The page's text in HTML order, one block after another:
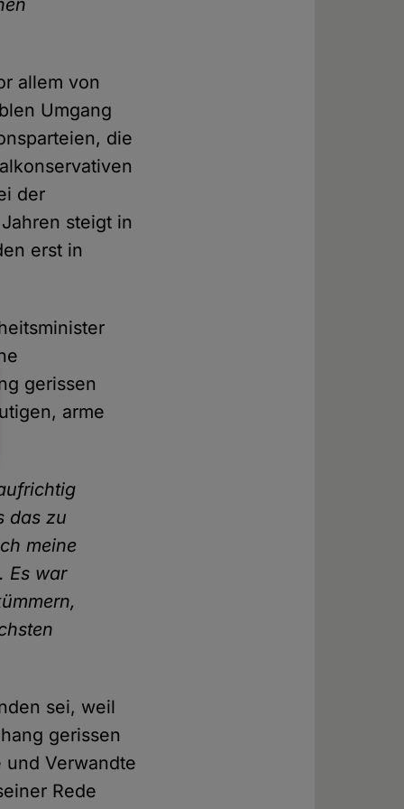
allem von
Umgang
die
der
steigt in
erst in
gerissen
arme
das zu
meine
Es war
sei, weil
gerissen
und Verwandte
Rede